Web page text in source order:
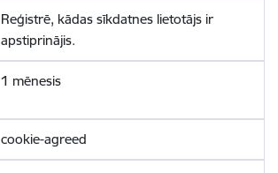
Reģistrē, kādas sīkdatnes lietotājs ir
apstiprinājis.
1 mēnesis
cookie-agreed